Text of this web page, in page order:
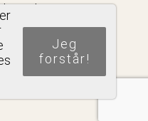
Jeg
forstår!